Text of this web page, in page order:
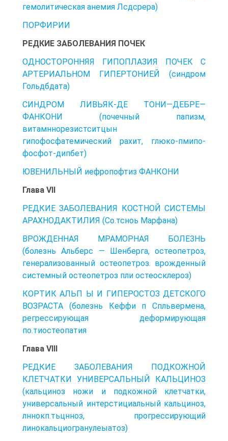
гемолитическая анемия Лсдсрера)
ПОРФИРИИ
РЕДКИЕ ЗАБОЛЕВАНИЯ ПОЧЕК
ОДНОСТОРОННЯЯ ГИПОПЛАЗИЯ ПОЧЕК C
АРТЕРИАЛЬНОМ ГИПЕРТОНИЕЙ (синдром
Гольдбдата)
СИНДРОМ ЛИВЬЯК-ДЕ ТОНИ—ДЕБРЕ—
ФАНКОНИ (почечный папизм,
витамннорезистситцын
гипофосфатемический рахит, глюко-пмипо-
фосфот-дипбет)
ЮВЕНИЛЬНЫЙ иефропофтиз ФАНКОНИ
Глава VII
РЕДКИЕ ЗАБОЛЕВАНИЯ КОСТНОЙ СИСТЕМЫ
АРАХНОДАКТИЛИЯ (Со.тсноь Марфана)
ВРОЖДЕННАЯ МРАМОРНАЯ БОЛЕЗНЬ
(болезнь Альберс — Шенберга, остеопетроз,
генерализованный остеопетроз. врожденный
системный остеопетроз пли остеосклероз)
КОРТИК АЛЬП Ы И ГИПЕРОСТОЗ ДЕТСКОГО
ВОЗРАСТА (болезнь Кеффи п Спльвермена,
регрессирующая деформирующая
по.тиостеопатия
Глава VIIl
РЕДКИЕ ЗАБОЛЕВАНИЯ ПОДКОЖНОЙ
КЛЕТЧАТКИ УНИВЕРСАЛЬНЫЙ КАЛЬЦИНОЗ
(кальциноз ножи и подкожной клетчатки,
универсальный интерстициальный кальциноз,
лннокп.тьцнноз, прогрессирующий
линокальциогранулеыатоз)